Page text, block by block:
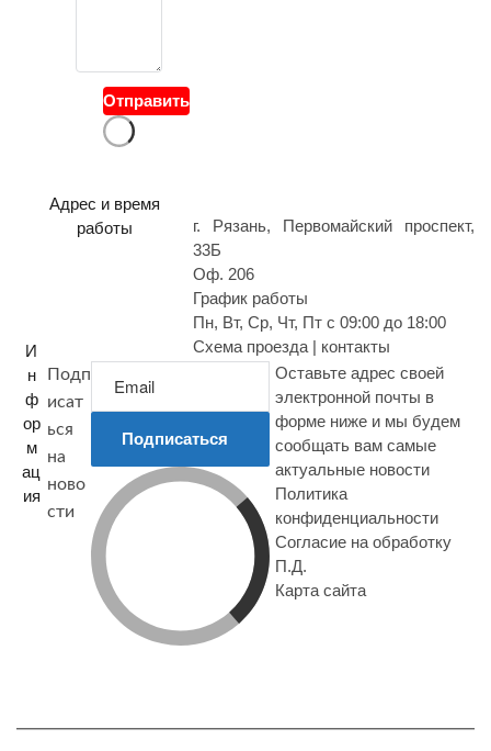
с
Отправить
Адрес и время
работы
г. Рязань, Первомайский проспект,
33Б
Оф. 206
График работы
Пн, Вт, Ср, Чт, Пт с 09:00 до 18:00
Схема проезда | контакты
И
н
ф
ор
м
ац
ия
Подп
исат
ься
на
ново
сти
Подписаться
Оставьте адрес своей
электронной почты в
форме ниже и мы будем
сообщать вам самые
актуальные новости
Политика
конфиденциальности
Согласие на обработку
П.Д.
Карта сайта